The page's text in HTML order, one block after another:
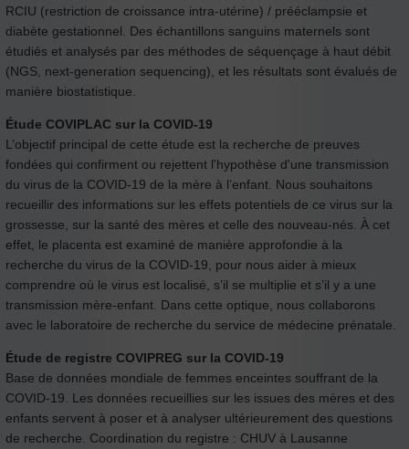
RCIU (restriction de croissance intra-utérine) / prééclampsie et
diabète gestationnel. Des échantillons sanguins maternels sont
étudiés et analysés par des méthodes de séquençage à haut débit
(NGS, next-generation sequencing), et les résultats sont évalués de
manière biostatistique.
Étude COVIPLAC sur la COVID-19
L’objectif principal de cette étude est la recherche de preuves
fondées qui confirment ou rejettent l'hypothèse d'une transmission
du virus de la COVID-19 de la mère à l’enfant. Nous souhaitons
recueillir des informations sur les effets potentiels de ce virus sur la
grossesse, sur la santé des mères et celle des nouveau-nés. À cet
effet, le placenta est examiné de manière approfondie à la
recherche du virus de la COVID-19, pour nous aider à mieux
comprendre où le virus est localisé, s’il se multiplie et s’il y a une
transmission mère-enfant. Dans cette optique, nous collaborons
avec le laboratoire de recherche du service de médecine prénatale.
Étude de registre COVIPREG sur la COVID-19
Base de données mondiale de femmes enceintes souffrant de la
COVID-19. Les données recueillies sur les issues des mères et des
enfants servent à poser et à analyser ultérieurement des questions
de recherche. Coordination du registre : CHUV à Lausanne